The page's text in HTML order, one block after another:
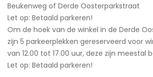
Beukenweg of Derde Oosterparkstraat
Let op: Betaald parkeren!
Om de hoek van de winkel in de Derde
zijn 5 parkeerplekken gereserveerd voor
van 12.00 tot 17.00 uur, deze zijn meestal
Let op: Betaald parkeren!